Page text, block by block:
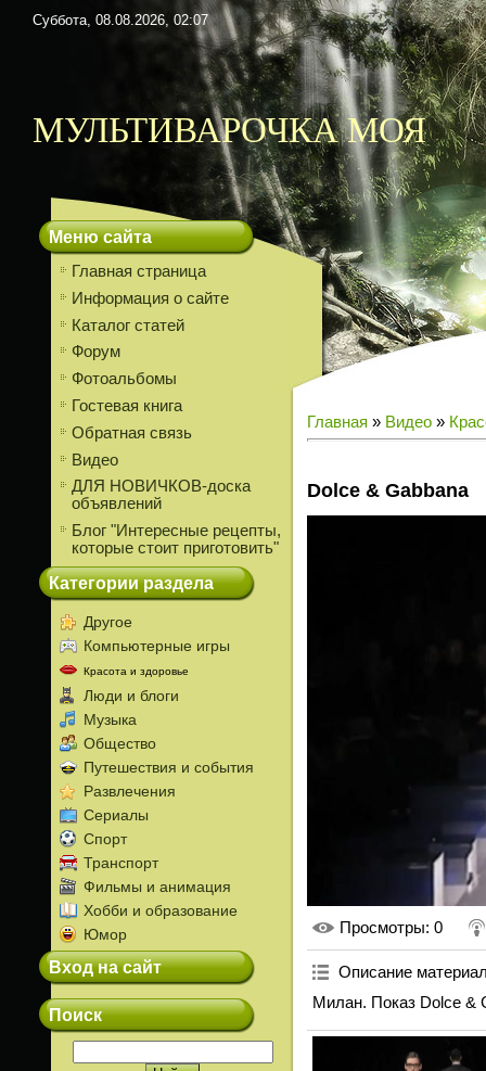
Суббота, 08.08.2026, 02:07
МУЛЬТИВАРОЧКА МОЯ
Меню сайта
Главная страница
Информация о сайте
Каталог статей
Форум
Фотоальбомы
Гостевая книга
Обратная связь
Видео
ДЛЯ НОВИЧКОВ-доска
объявлений
Блог "Интересные рецепты,
которые стоит приготовить"
Категории раздела
Другое
Компьютерные игры
Красота и здоровье
Люди и блоги
Музыка
Общество
Путешествия и события
Развлечения
Сериалы
Спорт
Транспорт
Фильмы и анимация
Хобби и образование
Юмор
Вход на сайт
Поиск
Главная » Видео »
Dolce & Gabbana
Просмотры: 0
Описание
Милан. Показ Dolce &